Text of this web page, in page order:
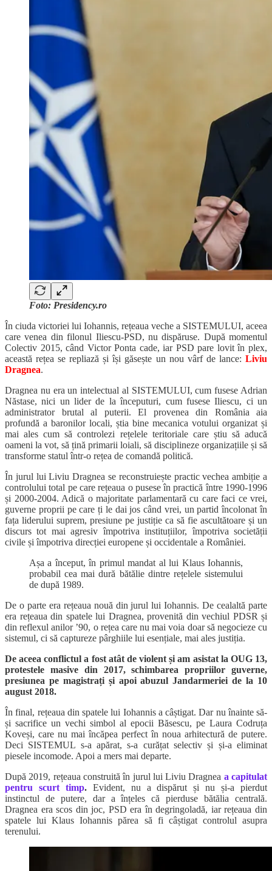
Foto: Presidency.ro
În ciuda victoriei lui Iohannis, rețeaua veche a SISTEMULUI, aceea
care venea din filonul Iliescu-PSD, nu dispăruse. După momentul
Colectiv 2015, când Victor Ponta cade, iar PSD pare lovit în plex,
această rețea se repliază și își găsește un nou vârf de lance: Liviu
Dragnea.
Dragnea nu era un intelectual al SISTEMULUI, cum fusese Adrian
Năstase, nici un lider de la începuturi, cum fusese Iliescu, ci un
administrator brutal al puterii. El provenea din România aia
profundă a baronilor locali, știa bine mecanica votului organizat și
mai ales cum să controlezi rețelele teritoriale care știu să aducă
oameni la vot, să țină primarii loiali, să disciplineze organizațiile și să
transforme statul într-o rețea de comandă politică.
În jurul lui Liviu Dragnea se reconstruiește practic vechea ambiție a
controlului total pe care rețeaua o pusese în practică între 1990-1996
și 2000-2004. Adică o majoritate parlamentară cu care faci ce vrei,
guverne proprii pe care ți le dai jos când vrei, un partid încolonat în
fața liderului suprem, presiune pe justiție ca să fie ascultătoare și un
discurs tot mai agresiv împotriva instituțiilor, împotriva societății
civile și împotriva direcției europene și occidentale a României.
Așa a început, în primul mandat al lui Klaus Iohannis,
probabil cea mai dură bătălie dintre rețelele sistemului
de după 1989.
De o parte era rețeaua nouă din jurul lui Iohannis. De cealaltă parte
era rețeaua din spatele lui Dragnea, provenită din vechiul PDSR și
din reflexul anilor ’90, o rețea care nu mai voia doar să negocieze cu
sistemul, ci să captureze pârghiile lui esențiale, mai ales justiția.
De aceea conflictul a fost atât de violent și am asistat la OUG 13,
protestele masive din 2017, schimbarea propriilor guverne,
presiunea pe magistrați și apoi abuzul Jandarmeriei de la 10
august 2018.
În final, rețeaua din spatele lui Iohannis a câștigat. Dar nu înainte să-
și sacrifice un vechi simbol al epocii Băsescu, pe Laura Codruța
Koveși, care nu mai încăpea perfect în noua arhitectură de putere.
Deci SISTEMUL s-a apărat, s-a curățat selectiv și și-a eliminat
piesele incomode. Apoi a mers mai departe.
După 2019, rețeaua construită în jurul lui Liviu Dragnea a capitulat
pentru scurt timp.Evident, nu a dispărut și nu și-a pierdut
instinctul de putere, dar a înțeles că pierduse bătălia centrală.
Dragnea era scos din joc, PSD era în degringoladă, iar rețeaua din
spatele lui Klaus Iohannis părea să fi câștigat controlul asupra
terenului.